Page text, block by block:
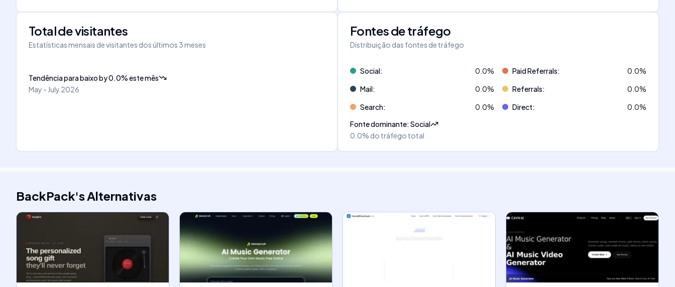
Total de visitantes
Estatísticas mensais de visitantes dos últimos 3 meses
Tendência para baixoby0.0%este mês
May - July 2026
Fontes de tráfego
Distribuição das fontes de tráfego
Social: 0.0% Paid Referrals: 0.0%
Mail: 0.0% Referrals: 0.0%
Search: 0.0% Direct: 0.0%
Fonte dominante:Social
0.0% do tráfego total
BackPack'sAlternativas